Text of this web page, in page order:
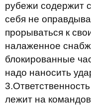
рубежи содержит
себя не
прорываться к
налаженное
блокированные
надо наносить
лежит на